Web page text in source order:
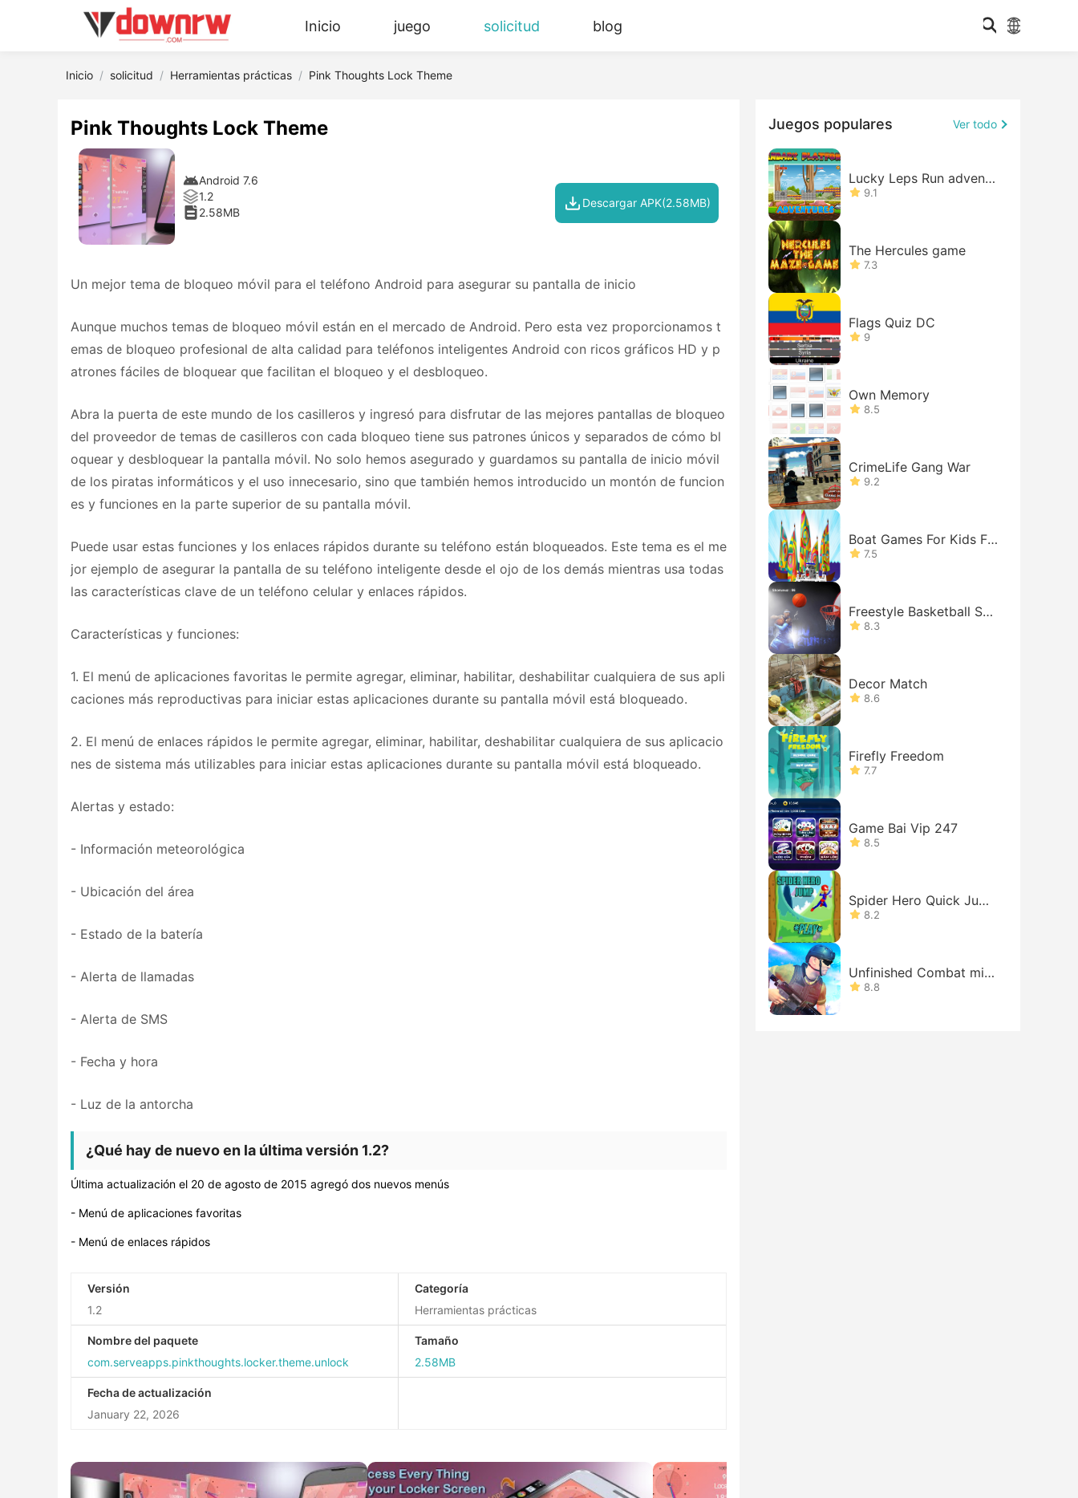
Inicio juego solicitud blog
Inicio solicitud Herramientas prácticas Pink Thoughts Lock Theme
Pink Thoughts Lock Theme
Android 7.6
1.2
2.58MB
Descargar APK(2.58MB)
Un mejor tema de bloqueo móvil para el teléfono Android para asegurar su pantalla de inicio
Aunque muchos temas de bloqueo móvil están en el mercado de Android. Pero esta vez proporcionamos t
emas de bloqueo profesional de alta calidad para teléfonos inteligentes Android con ricos gráficos HD y p
atrones fáciles de bloquear que facilitan el bloqueo y el desbloqueo.
Abra la puerta de este mundo de los casilleros y ingresó para disfrutar de las mejores pantallas de bloqueo
del proveedor de temas de casilleros con cada bloqueo tiene sus patrones únicos y separados de cómo bl
oquear y desbloquear la pantalla móvil. No solo hemos asegurado y guardamos su pantalla de inicio móvil
de los piratas informáticos y el uso innecesario, sino que también hemos introducido un montón de funcion
es y funciones en la parte superior de su pantalla móvil.
Puede usar estas funciones y los enlaces rápidos durante su teléfono están bloqueados. Este tema es el me
jor ejemplo de asegurar la pantalla de su teléfono inteligente desde el ojo de los demás mientras usa todas
las características clave de un teléfono celular y enlaces rápidos.
Características y funciones:
1. El menú de aplicaciones favoritas le permite agregar, eliminar, habilitar, deshabilitar cualquiera de sus apli
caciones más reproductivas para iniciar estas aplicaciones durante su pantalla móvil está bloqueado.
2. El menú de enlaces rápidos le permite agregar, eliminar, habilitar, deshabilitar cualquiera de sus aplicacio
nes de sistema más utilizables para iniciar estas aplicaciones durante su pantalla móvil está bloqueado.
Alertas y estado:
- Información meteorológica
- Ubicación del área
- Estado de la batería
- Alerta de llamadas
- Alerta de SMS
- Fecha y hora
- Luz de la antorcha
¿Qué hay de nuevo en la última versión 1.2?
Última actualización el 20 de agosto de 2015 agregó dos nuevos menús
- Menú de aplicaciones favoritas
- Menú de enlaces rápidos
Versión
1.2
Categoría
Herramientas prácticas
Nombre del paquete
com.serveapps.pinkthoughts.locker.theme.unlock
Tamaño
2.58MB
Fecha de actualización
January 22, 2026
Juegos populares Ver todo
Lucky Leps Run adventu
re 9.1
The Hercules game
7.3
Flags Quiz DC
9
Own Memory
8.5
CrimeLife Gang War
9.2
Boat Games For Kids Fre
e: Cool
7.5
Freestyle Basketball Sho
oter8.3
Decor Match
8.6
Firefly Freedom
7.7
Game Bai Vip 247
8.5
Spider Hero Quick Jump
Game
8.2
Unfinished Combat miss
ion8.8